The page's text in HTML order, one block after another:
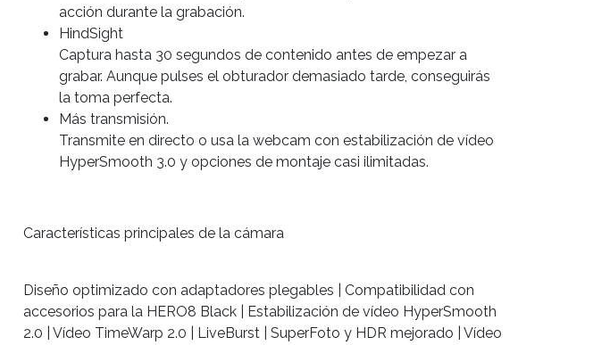
acción durante la grabación.
HindSight
Captura hasta 30 segundos de contenido antes de empezar a
grabar. Aunque pulses el obturador demasiado tarde, conseguirás
la toma perfecta.
Más transmisión.
Transmite en directo o usa la webcam con estabilización de vídeo
HyperSmooth 3.0 y opciones de montaje casi ilimitadas.
Características principales de la cámara
Diseño optimizado con adaptadores plegables | Compatibilidad con
accesorios para la HERO8 Black | Estabilización de vídeo HyperSmooth
2.0 | Vídeo TimeWarp 2.0 | LiveBurst | SuperFoto y HDR mejorado | Vídeo